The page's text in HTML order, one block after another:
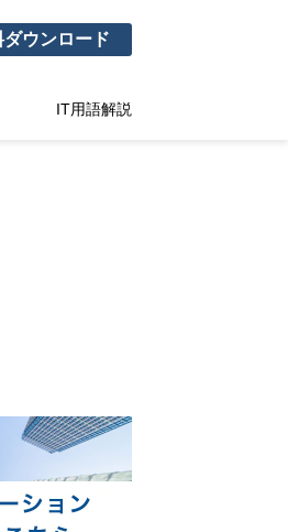
ダウンロード
IT用語解説